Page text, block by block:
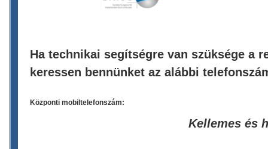
Ha technikai segítségre van szüksége a
keressen bennünket az alábbi
Központi mobiltelefonszám:
Kellemes és